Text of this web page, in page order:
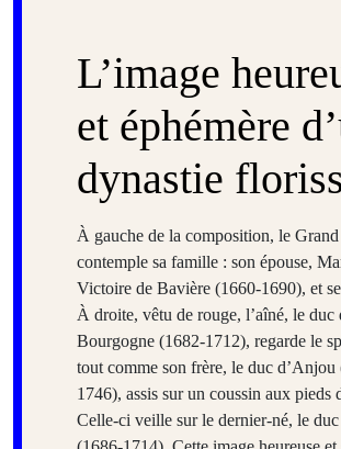
L’image
et éphémère
dynastie
À gauche de la composition, le
contemple sa famille : son épouse,
Victoire de Bavière (1660-1690), et
À droite, vêtu de rouge, l’aîné, le duc
Bourgogne (1682-1712), regarde le
tout comme son frère, le duc d’Anjou
1746), assis sur un coussin aux pieds
Celle-ci veille sur le dernier-né, le